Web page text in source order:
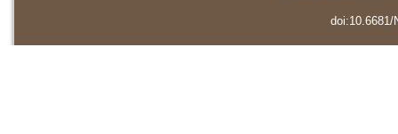
doi:10.6681/